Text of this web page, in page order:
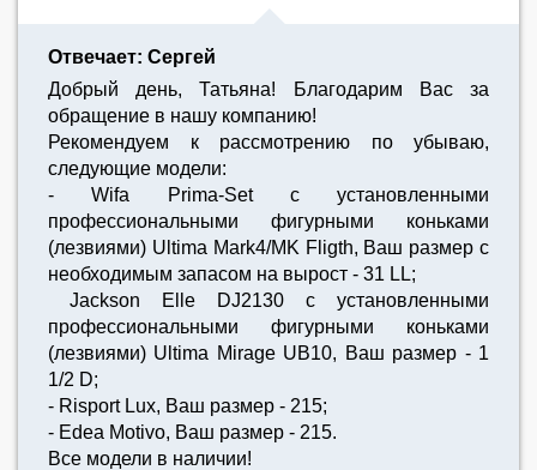
Отвечает: Сергей
Добрый день, Татьяна! Благодарим Вас за
обращение в нашу компанию!
Рекомендуем к рассмотрению по убываю,
следующие модели:
- Wifa Prima-Set с установленными
профессиональными фигурными коньками
(лезвиями) Ultima Mark4/MK Fligth, Ваш размер с
необходимым запасом на вырост - 31 LL;
Jackson Elle DJ2130 с установленными
профессиональными фигурными коньками
(лезвиями) Ultima Mirage UB10, Ваш размер - 1
1/2 D;
- Risport Lux, Ваш размер - 215;
- Edea Motivo, Ваш размер - 215.
Все модели в наличии!